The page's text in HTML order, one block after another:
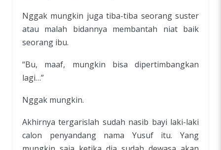
Nggak mungkin juga tiba-tiba seorang suster
atau malah bidannya membantah niat baik
seorang ibu.
“Bu, maaf, mungkin bisa dipertimbangkan
lagi…”
Nggak mungkin.
Akhirnya tergarislah sudah nasib bayi laki-laki
calon penyandang nama Yusuf itu. Yang